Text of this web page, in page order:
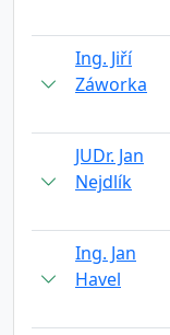
Ing. Jiří
Záworka
JUDr. Jan
Nejdlík
Ing. Jan
Havel